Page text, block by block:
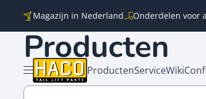
Magazijn in Nederland Onderdelen voor
Menu openen
ProductenServiceWiki
Producten
Zoek op